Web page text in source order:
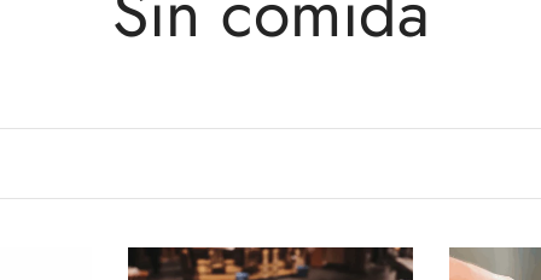
Conservas de Portugal
Conservas de EEUU
Quemadores de
Paella
Quemador + Soporte
Aceitunas y
Patés
Sopas y Caldos